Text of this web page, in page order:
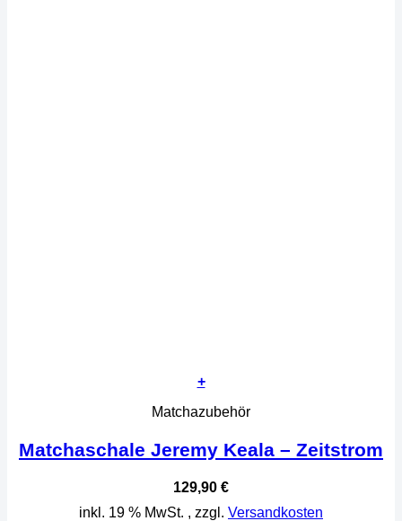
+
Matchazubehör
Matchaschale Jeremy Keala – Zeitstrom
129,90 €
inkl. 19 % MwSt. , zzgl. Versandkosten